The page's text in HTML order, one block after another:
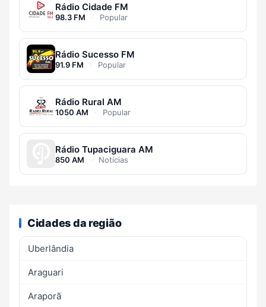
Rádio Cidade FM
98.3 FM · Popular
Rádio Sucesso FM
91.9 FM · Popular
Rádio Rural AM
1050 AM · Popular
Rádio Tupaciguara AM
850 AM · Notícias
Cidades da região
Uberlândia
Araguari
Araporã